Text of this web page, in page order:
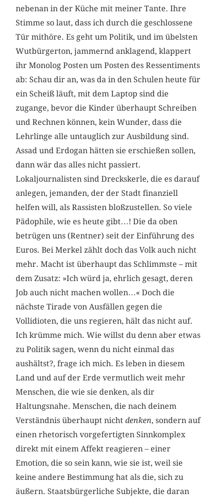
nebenan in der Küche mit meiner Tante. Ihre
Stimme so laut, dass ich durch die geschlossene
Tür mithöre. Es geht um Politik, und im übelsten
Wutbürgerton, jammernd anklagend, klappert
ihr Monolog Posten um Posten des Ressentiments
ab: Schau dir an, was da in den Schulen heute für
ein Scheiß läuft, mit dem Laptop sind die
zugange, bevor die Kinder überhaupt Schreiben
und Rechnen können, kein Wunder, dass die
Lehrlinge alle untauglich zur Ausbildung sind.
Assad und Erdogan hätten sie erschießen sollen,
dann wär das alles nicht passiert.
Lokaljournalisten sind Dreckskerle, die es darauf
anlegen, jemanden, der der Stadt finanziell
helfen will, als Rassisten bloßzustellen. So viele
Pädophile, wie es heute gibt…! Die da oben
betrügen uns (Rentner) seit der Einführung des
Euros. Bei Merkel zählt doch das Volk auch nicht
mehr. Macht ist überhaupt das Schlimmste – mit
dem Zusatz: »Ich würd ja, ehrlich gesagt, deren
Job auch nicht machen wollen…« Doch die
nächste Tirade von Ausfällen gegen die
Vollidioten, die uns regieren, hält das nicht auf.
Ich krümme mich. Wie willst du denn aber etwas
zu Politik sagen, wenn du nicht einmal das
aushältst?, frage ich mich. Es leben in diesem
Land und auf der Erde vermutlich weit mehr
Menschen, die wie sie denken, als dir
Haltungsnahe. Menschen, die nach deinem
Verständnis überhaupt nichtdenken, sondern auf
einen rhetorisch vorgefertigten Sinnkomplex
direkt mit einem Affekt reagieren – einer
Emotion, die so sein kann, wie sie ist, weil sie
keine andere Bestimmung hat als die, sich zu
äußern. Staatsbürgerliche Subjekte, die daran